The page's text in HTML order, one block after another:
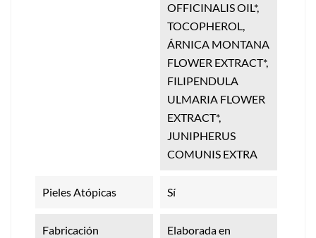
OFFICINALIS OIL*,
TOCOPHEROL,
ÁRNICA MONTANA
FLOWER EXTRACT*,
FILIPENDULA
ULMARIA FLOWER
EXTRACT*,
JUNIPHERUS
COMUNIS EXTRA
Pieles Atópicas Sí
Fabricación
Elaborada en